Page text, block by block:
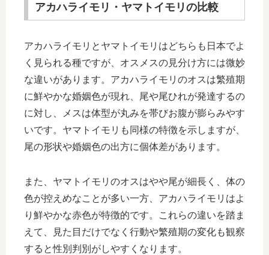
アカハライモリ・ヤマトイモリの比較
アカハライモリとヤマトイモリはどちらも日本でよ
く見られる種ですが、オスメスの見分け方には微妙
な違いがあります。アカハライモリのオスは繁殖期
に鮮やかな婚姻色が現れ、尾や尾ひれが発達するの
に対し、メスは体型が丸みを帯びお腹が膨らみやす
いです。ヤマトイモリも同様の特徴を示しますが、
尾の形状や婚姻色の出方に個体差があります。
また、ヤマトイモリのオスはやや尾が細長く、体の
色が控えめなことが多い一方、アカハライモリはよ
り鮮やかな赤色が特徴的です。これらの違いを踏ま
えて、見た目だけでなく行動や繁殖期の変化も観察
すると性別判別がしやすくなります。